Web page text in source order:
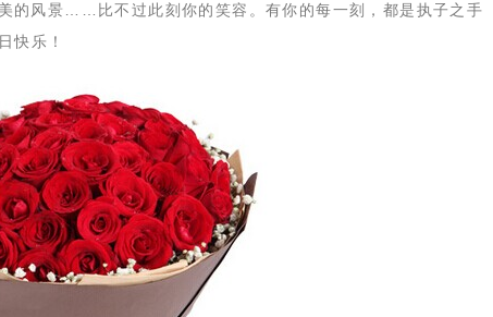
的风景……比不过此刻你的笑容。有你的每一刻，都是执子之手
快乐！